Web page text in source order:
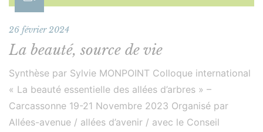
26 février 2024
La beauté, source de vie
Synthèse par Sylvie MONPOINT Colloque international
« La beauté essentielle des allées d’arbres » –
Carcassonne 19-21 Novembre 2023 Organisé par
Allées-avenue / allées d’avenir / avec le Conseil